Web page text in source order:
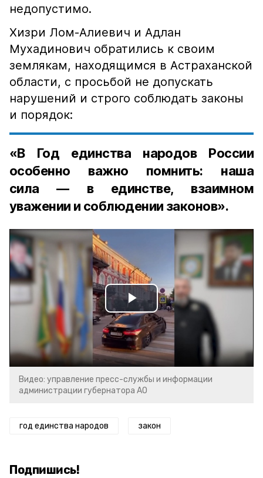
недопустимо.
Хизри Лом-Алиевич и Адлан
Мухадинович обратились к своим
землякам, находящимся в Астраханской
области, с просьбой не допускать
нарушений и строго соблюдать законы
и порядок:
«В Год единства народов России
особенно важно помнить: наша
сила — в единстве, взаимном
уважении и соблюдении законов».
Play
Video
Видео: управление пресс-службы и информации
администрации губернатора АО
год единства народов закон
Подпишись!